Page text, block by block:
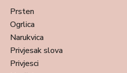
Prsten
Ogrlica
Narukvica
Privjesak slova
Privjesci